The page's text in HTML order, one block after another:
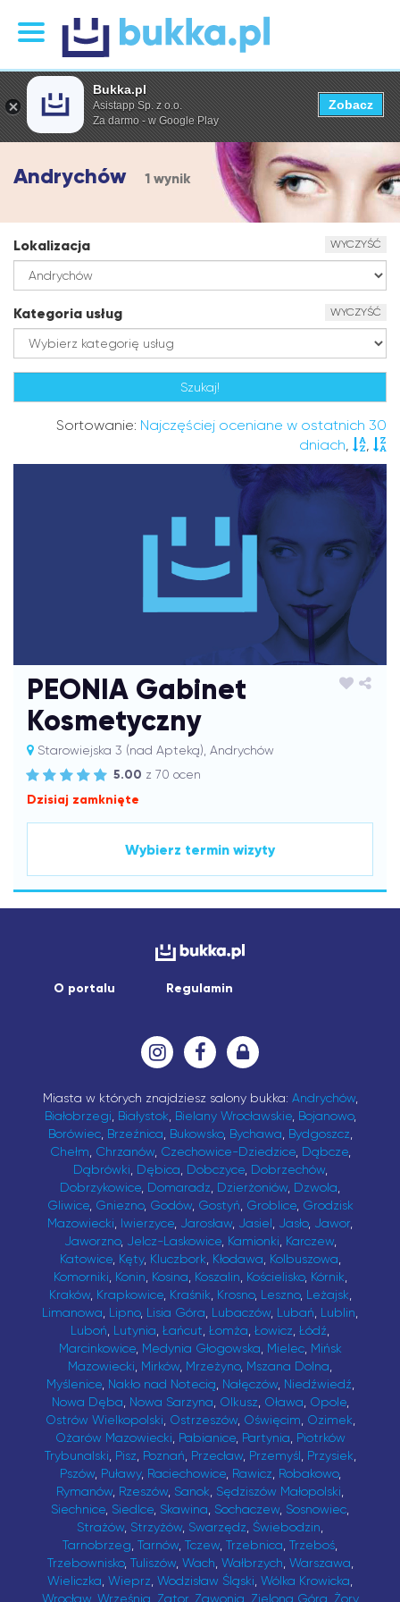
Andrychów 1 wynik
Lokalizacja WYCZYŚĆ
Kategoria usług WYCZYŚĆ
Sortowanie: Najczęściej oceniane w ostatnich 30
dniach, ,
PEONIA Gabinet
Kosmetyczny
Starowiejska 3 (nad Apteką), Andrychów
5.00 z 70 ocen
Dzisiaj zamknięte
Wybierz termin wizyty
O portalu Regulamin
Miasta w których znajdziesz salony bukka: Andrychów,
Białobrzegi, Białystok, Bielany Wrocławskie, Bojanowo,
Borówiec, Brzeźnica, Bukowsko, Bychawa, Bydgoszcz,
Chełm, Chrzanów, Czechowice-Dziedzice, Dąbcze,
Dąbrówki, Dębica, Dobczyce, Dobrzechów,
Dobrzykowice, Domaradz, Dzierżoniów, Dzwola,
Gliwice, Gniezno, Godów, Gostyń, Groblice, Grodzisk
Mazowiecki, Iwierzyce, Jarosław, Jasiel, Jasło, Jawor,
Jaworzno, Jelcz-Laskowice, Kamionki, Karczew,
Katowice, Kęty, Kluczbork, Kłodawa, Kolbuszowa,
Komorniki, Konin, Kosina, Koszalin, Kościelisko, Kórnik,
Kraków, Krapkowice, Kraśnik, Krosno, Leszno, Leżajsk,
Limanowa, Lipno, Lisia Góra, Lubaczów, Lubań, Lublin,
Luboń, Lutynia, Łańcut, Łomża, Łowicz, Łódź,
Marcinkowice, Medynia Głogowska, Mielec, Mińsk
Mazowiecki, Mirków, Mrzeżyno, Mszana Dolna,
Myślenice, Nakło nad Notecią, Nałęczów, Niedźwiedź,
Nowa Dęba, Nowa Sarzyna, Olkusz, Oława, Opole,
Ostrów Wielkopolski, Ostrzeszów, Oświęcim, Ozimek,
Ożarów Mazowiecki, Pabianice, Partynia, Piotrków
Trybunalski, Pisz, Poznań, Przecław, Przemyśl, Przysiek,
Pszów, Puławy, Raciechowice, Rawicz, Robakowo,
Rymanów, Rzeszów, Sanok, Sędziszów Małopolski,
Siechnice, Siedlce, Skawina, Sochaczew, Sosnowiec,
Strażów, Strzyżów, Swarzędz, Świebodzin,
Tarnobrzeg, Tarnów, Tczew, Trzebnica, Trzeboś,
Trzebownisko, Tuliszów, Wach, Wałbrzych, Warszawa,
Wieliczka, Wieprz, Wodzisław Śląski, Wólka Krowicka,
Wrocław, Września Zator, Zawonia Zielona Góra Żory
Bukka.pl
Asistapp Sp. z o.o.
Za darmo - w Google Play
Zobacz